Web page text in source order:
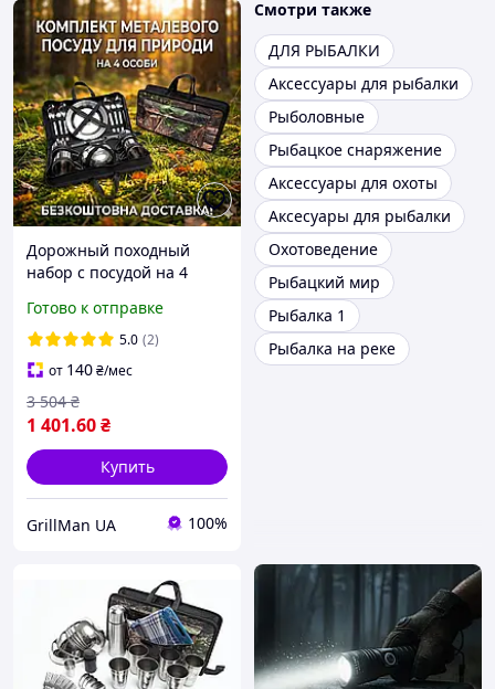
Дорожный походный
набор с посудой на 4
туризма, рыбалки,
кемпинга подарочный
набор посуды
Готово к отправке
5.0 (2)
от 140₴/мес
1 401.60₴
3 504 ₴
Купить
GrillMan UA 100%
Смотри также
ДЛЯ РЫБАЛКИ
Аксессуары для рыбалки
Рыболовные
Рыбацкое снаряжение
Аксессуары для охоты
Аксесуары для рыбалки
Охотоведение
Рыбацкий мир
Рыбалка 1
Рыбалка на реке